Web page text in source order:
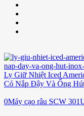
Ly Giữ Nhiệt Iced
Có Nắp Đậy Và Ống
0Máy cạo râu SCW